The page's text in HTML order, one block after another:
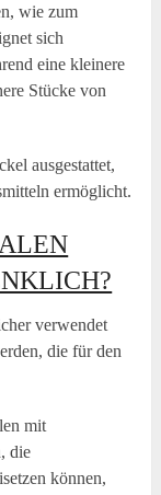
wie zum
sich
eine kleinere
Stücke von
ausgestattet,
ermöglicht.
verwendet
die für den
mit
die
können,